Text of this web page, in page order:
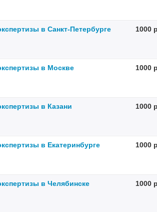
в Санкт-Петербурге 1000
в Москве 1000
в Казани 1000
в Екатеринбурге 1000
в Челябинске 1000